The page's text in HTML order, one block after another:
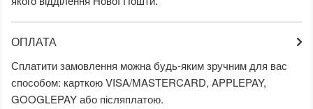
ОПЛАТА
Сплатити замовлення можна будь-яким зручним для вас
способом: карткою VISA/MASTERCARD, APPLEPAY,
GOOGLEPAY або післяплатою.